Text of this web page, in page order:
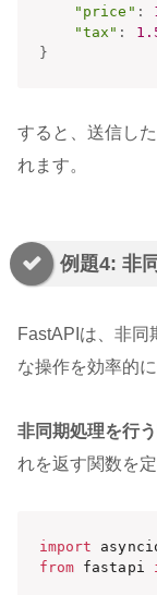
"price" :
"tax" :
}
すると、送信し
れます。
例題4: 非
FastAPIは、非同
な操作を効率的
非同期処理を行
れを返す関数を定
import
from fastapi